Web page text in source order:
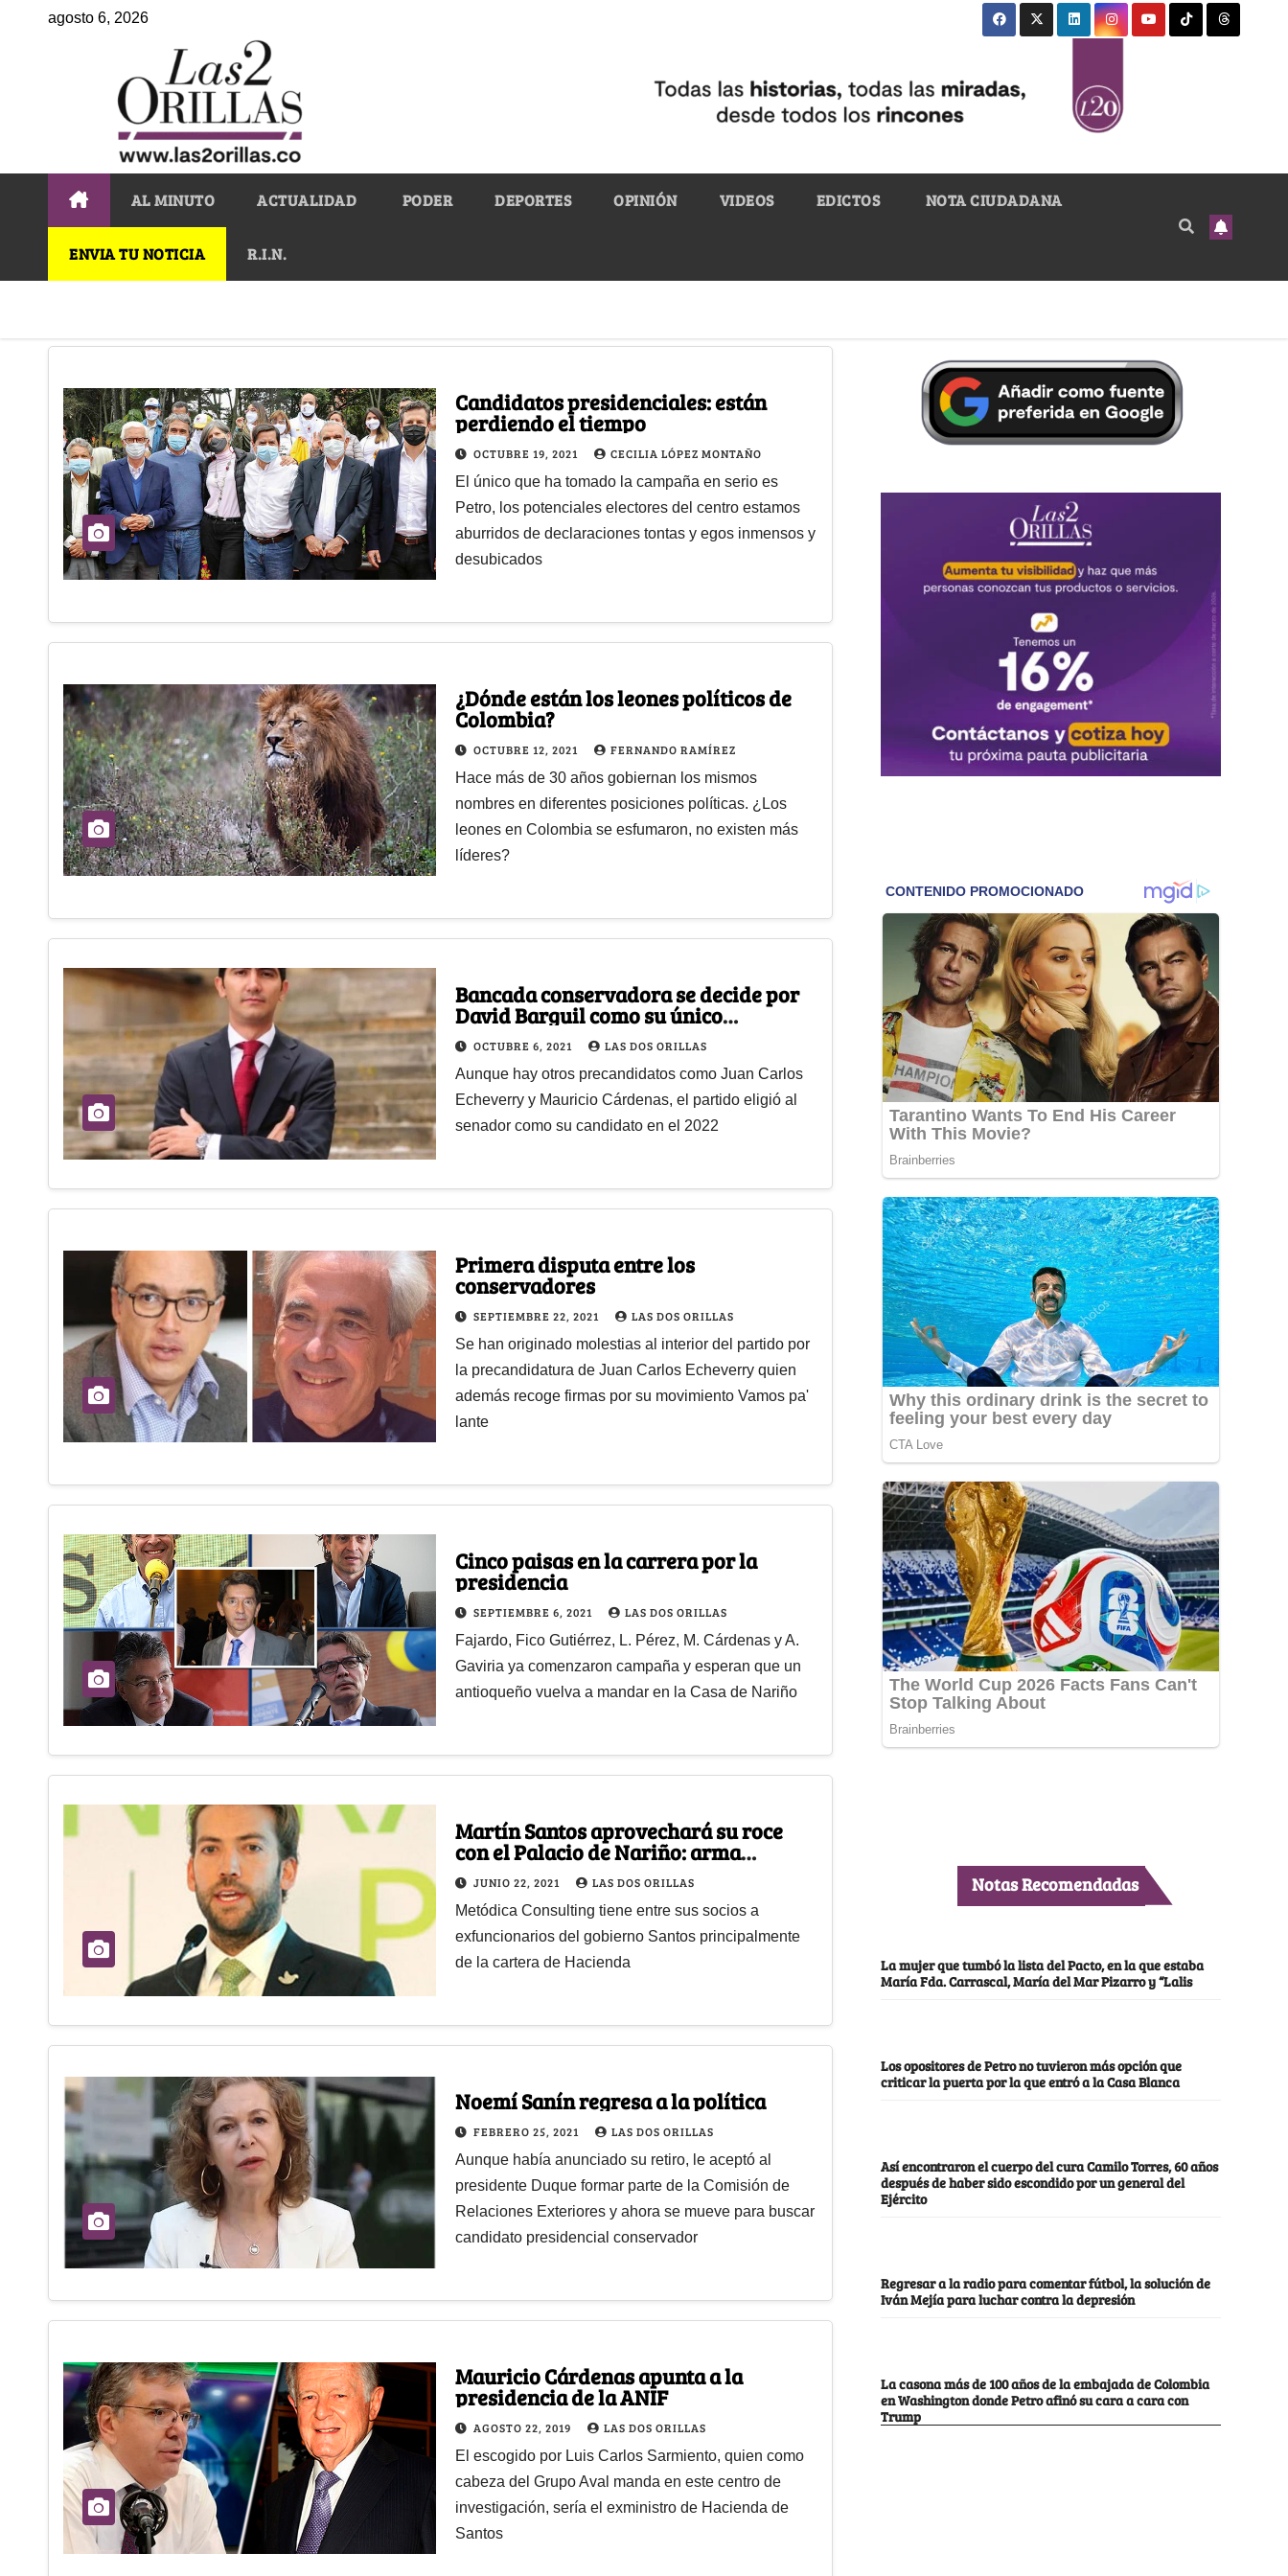
agosto 6, 2026
AL MINUTO ACTUALIDAD PODER DEPORTES OPINIÓN VIDEOS EDICTOS NOTA CIUDADANA
ENVIA TU NOTICIA R.I.N.
Candidatos presidenciales: están
perdiendo el tiempo
OCTUBRE 19, 2021 CECILIA LÓPEZ MONTAÑO
El único que ha tomado la campaña en serio es
Petro, los potenciales electores del centro estamos
aburridos de declaraciones tontas y egos inmensos y
desubicados
¿Dónde están los leones políticos de
Colombia?
OCTUBRE 12, 2021 FERNANDO RAMÍREZ
Hace más de 30 años gobiernan los mismos
nombres en diferentes posiciones políticas. ¿Los
leones en Colombia se esfumaron, no existen más
líderes?
Bancada conservadora se decide por
David Barguil como su único
precandidato
OCTUBRE 6, 2021 LAS DOS ORILLAS
Aunque hay otros precandidatos como Juan Carlos
Echeverry y Mauricio Cárdenas, el partido eligió al
senador como su candidato en el 2022
Primera disputa entre los
conservadores
SEPTIEMBRE 22, 2021 LAS DOS ORILLAS
Se han originado molestias al interior del partido por
la precandidatura de Juan Carlos Echeverry quien
además recoge firmas por su movimiento Vamos pa'
lante
Cinco paisas en la carrera por la
presidencia
SEPTIEMBRE 6, 2021 LAS DOS ORILLAS
Fajardo, Fico Gutiérrez, L. Pérez, M. Cárdenas y A.
Gaviria ya comenzaron campaña y esperan que un
antioqueño vuelva a mandar en la Casa de Nariño
Martín Santos aprovechará su roce
con el Palacio de Nariño: arma
consultora política
JUNIO 22, 2021 LAS DOS ORILLAS
Metódica Consulting tiene entre sus socios a
exfuncionarios del gobierno Santos principalmente
de la cartera de Hacienda
Noemí Sanín regresa a la política
FEBRERO 25, 2021 LAS DOS ORILLAS
Aunque había anunciado su retiro, le aceptó al
presidente Duque formar parte de la Comisión de
Relaciones Exteriores y ahora se mueve para buscar
candidato presidencial conservador
Mauricio Cárdenas apunta a la
presidencia de la ANIF
AGOSTO 22, 2019 LAS DOS ORILLAS
El escogido por Luis Carlos Sarmiento, quien como
cabeza del Grupo Aval manda en este centro de
investigación, sería el exministro de Hacienda de
Santos
Notas Recomendadas
La mujer que tumbó la lista del Pacto, en la que estaba
María Fda. Carrascal, María del Mar Pizarro y “Lalis
Los opositores de Petro no tuvieron más opción que
criticar la puerta por la que entró a la Casa Blanca
Así encontraron el cuerpo del cura Camilo Torres, 60 años
después de haber sido escondido por un general del
Ejército
Regresar a la radio para comentar fútbol, la solución de
Iván Mejía para luchar contra la depresión
La casona más de 100 años de la embajada de Colombia
en Washington donde Petro afinó su cara a cara con
Trump